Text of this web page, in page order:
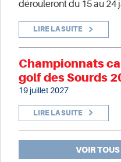
dérouleront du 15 au 24
LIRE LA SUITE
Championnats
golf des Sourds
19 juillet 2027
LIRE LA SUITE
VOIR